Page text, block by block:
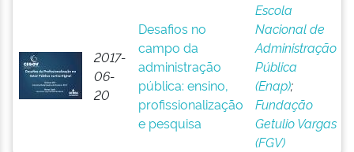
2017-
06-
20
Desafios no
campo da
administração
pública: ensino,
profissionalização
e pesquisa
Escola
Nacional de
Administração
Pública
(Enap);
Fundação
Getulio Vargas
(FGV)